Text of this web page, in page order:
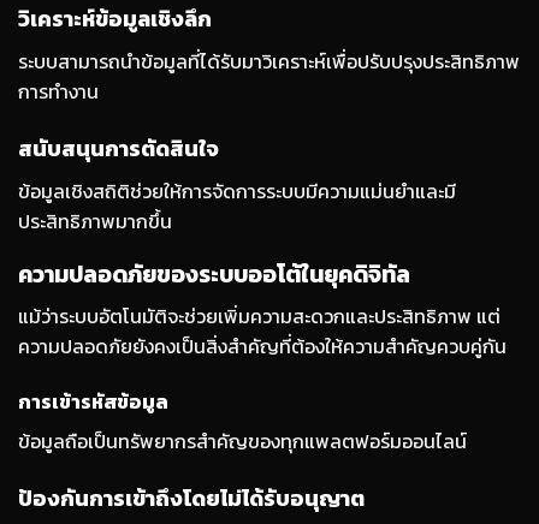
วิเคราะห์ข้อมูลเชิงลึก
ระบบสามารถนำข้อมูลที่ได้รับมาวิเคราะห์เพื่อปรับปรุงประสิทธิภาพ
การทำงาน
สนับสนุนการตัดสินใจ
ข้อมูลเชิงสถิติช่วยให้การจัดการระบบมีความแม่นยำและมี
ประสิทธิภาพมากขึ้น
ความปลอดภัยของระบบออโต้ในยุคดิจิทัล
แม้ว่าระบบอัตโนมัติจะช่วยเพิ่มความสะดวกและประสิทธิภาพ แต่
ความปลอดภัยยังคงเป็นสิ่งสำคัญที่ต้องให้ความสำคัญควบคู่กัน
การเข้ารหัสข้อมูล
ข้อมูลถือเป็นทรัพยากรสำคัญของทุกแพลตฟอร์มออนไลน์
ป้องกันการเข้าถึงโดยไม่ได้รับอนุญาต